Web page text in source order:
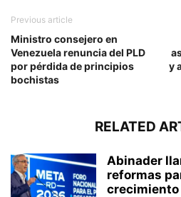
Previous article
Ministro consejero en
Venezuela renuncia del PLD
por pérdida de principios
bochistas
y
RELATED
Abinader
reformas
crecimiento